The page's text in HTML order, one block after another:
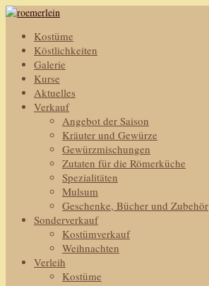
Kostüme
Köstlichkeiten
Galerie
Kurse
Aktuelles
Verkauf
Angebot der Saison
Kräuter und Gewürze
Gewürzmischungen
Zutaten für die Römerküche
Spezialitäten
Mulsum
Geschenke, Bücher und Zubehör
Sonderverkauf
Kostümverkauf
Weihnachten
Verleih
Kostüme